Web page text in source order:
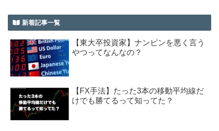
新着記事一覧
【東大卒投資家】ナンピンを悪く言う
やつってなんなの？
【FX手法】たった3本の移動平均線だ
けでも勝てるって知ってた？